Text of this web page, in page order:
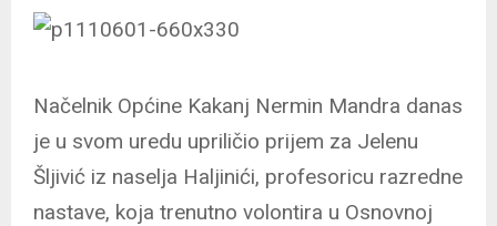
Načelnik Općine Kakanj Nermin Mandra danas
je u svom uredu upriličio prijem za Jelenu
Šljivić iz naselja Haljinići, profesoricu razredne
nastave, koja trenutno volontira u Osnovnoj